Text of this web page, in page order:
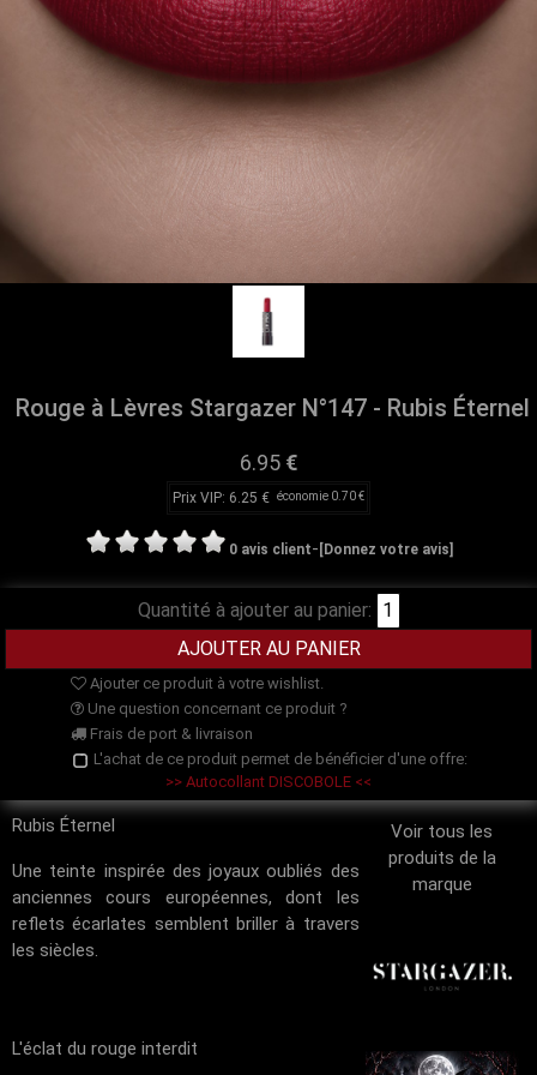
Rouge à Lèvres Stargazer N°147 - Rubis Éternel
6.95 €
Prix VIP: 6.25 € économie 0.70 €
0 avis client- [Donnez votre avis]
Quantité à ajouter au panier:
Ajouter ce produit à votre wishlist.
Une question concernant ce produit ?
Frais de port & livraison
L'achat de ce produit permet de bénéficier d'une offre:
>> Autocollant DISCOBOLE <<
Voir tous les
produits de la
marque
Rubis Éternel
Une teinte inspirée des joyaux oubliés des
anciennes cours européennes, dont les
reflets écarlates semblent briller à travers
les siècles.
L'éclat du rouge interdit